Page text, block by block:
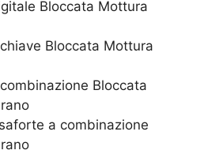
Bloccata Mottura
Bloccata Mottura
Bloccata
a combinazione